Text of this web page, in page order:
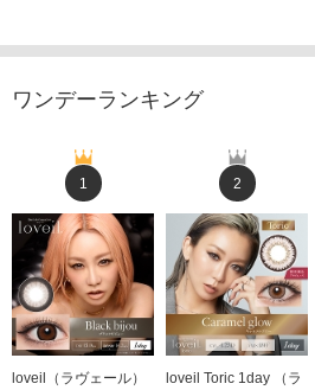
ワンデーランキング
1
loveil（ラヴェール）
2
loveil Toric 1day （ラ